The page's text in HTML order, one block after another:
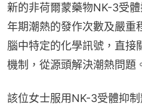
新的非荷爾蒙藥物NK-3受
年期潮熱的發作次數及嚴重
腦中特定的化學訊號，直接
機制，從源頭解決潮熱問題
該位女士服用NK-3受體抑